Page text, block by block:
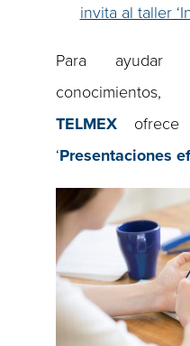
invita al taller
Para ayudar
conocimientos,
TELMEX
‘Presentaciones